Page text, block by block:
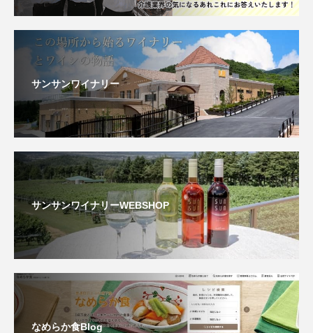
サンサンワイナリー
サンサンワイナリーWEBSHOP
なめらか食Blog